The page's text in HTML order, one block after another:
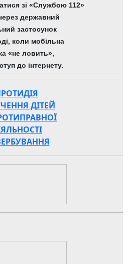
зі «Службою 112»
державний
застосунок
коли мобільна
«не ловить»,
до інтернету.
ДІТЕЙ